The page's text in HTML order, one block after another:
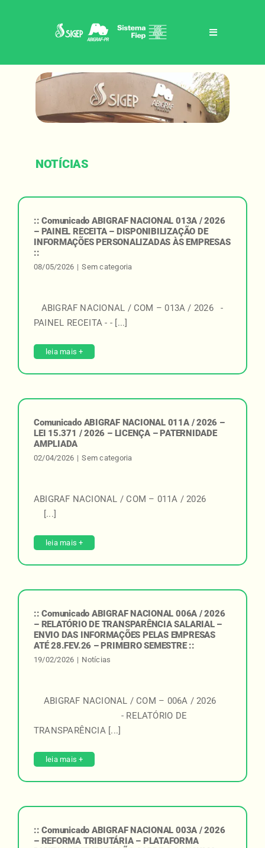
Toggle
Home
Notícias
Contato
NOTÍCIAS
:: Comunicado ABIGRAF NACIONAL 013A / 2026
– PAINEL RECEITA – DISPONIBILIZAÇÃO DE
INFORMAÇÕES PERSONALIZADAS ÀS EMPRESAS
::
08/05/2026 | Sem categoria
ABIGRAF NACIONAL / COM – 013A / 2026 -
PAINEL RECEITA - - [...]
leia mais +
Comunicado ABIGRAF NACIONAL 011A / 2026 –
LEI 15.371 / 2026 – LICENÇA – PATERNIDADE
AMPLIADA
02/04/2026 | Sem categoria
ABIGRAF NACIONAL / COM – 011A / 2026
[...]
leia mais +
:: Comunicado ABIGRAF NACIONAL 006A / 2026
– RELATÓRIO DE TRANSPARÊNCIA SALARIAL –
ENVIO DAS INFORMAÇÕES PELAS EMPRESAS
ATÉ 28.FEV.26 – PRIMEIRO SEMESTRE ::
19/02/2026 | Notícias
ABIGRAF NACIONAL / COM – 006A / 2026
- RELATÓRIO DE
TRANSPARÊNCIA [...]
leia mais +
:: Comunicado ABIGRAF NACIONAL 003A / 2026
– REFORMA TRIBUTÁRIA – PLATAFORMA